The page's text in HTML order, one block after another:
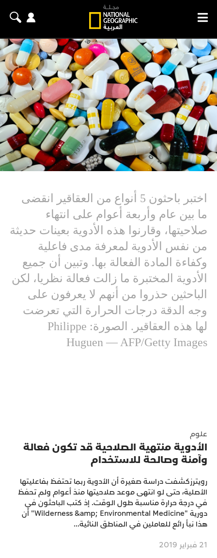
اختبر باحثون 5 أنواع من العقاقير انقضى
ما بين عام وأربعة أعوام على انتهاء
صلاحيتها، وقارنوا هذه الأدوية بعينات حديثة
من نفس الأدوية لمعرفة مدى فاعلية
وكفاءة المادة الفعالة بها. وتبين أن جميع
الأدوية المختبرة ما زالت فعالة نظريا، لكن
الباحثين حذروا من أنهم لا يعرفون على
وجه الدقة درجات الحرارة التي تعرضت
لها هذه العقاقير. الصورة: Philippe
Huguen — AFP/Getty Images
علوم
الأدوية منتهية الصلاحية قد تكون فعالة
وآمنة وصالحة للاستخدام
رويترزكشفت دراسة صغيرة أن الأدوية ربما تحتفظ بفاعليتها
الأصلية، حتى لو انتهى موعد صلاحيتها منذ أعوام ولم تحفظ
في درجة حرارة مناسبة طول الوقت. إذ كتب الباحثون في
دورية "Wilderness &amp; Environmental Medicine" أن
هذا نبأ رائع للعاملين في المناطق النائية...
21 فبراير 2019